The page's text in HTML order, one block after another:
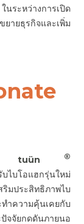
ะหว่างการเปิด
ายธุรกิจและเพิ่ม
บ tuün ®
บโอแฮกรุ่นใหม่
มประสิทธิภาพไบ
ำความคุ้นเคยกับ
จัยกดดันภายนอ